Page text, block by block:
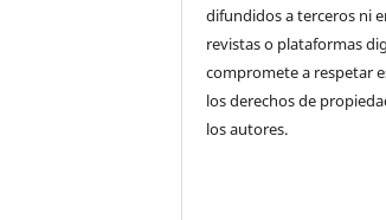
difundidos a terceros ni
revistas o plataformas
compromete a respetar
los derechos de
los autores.